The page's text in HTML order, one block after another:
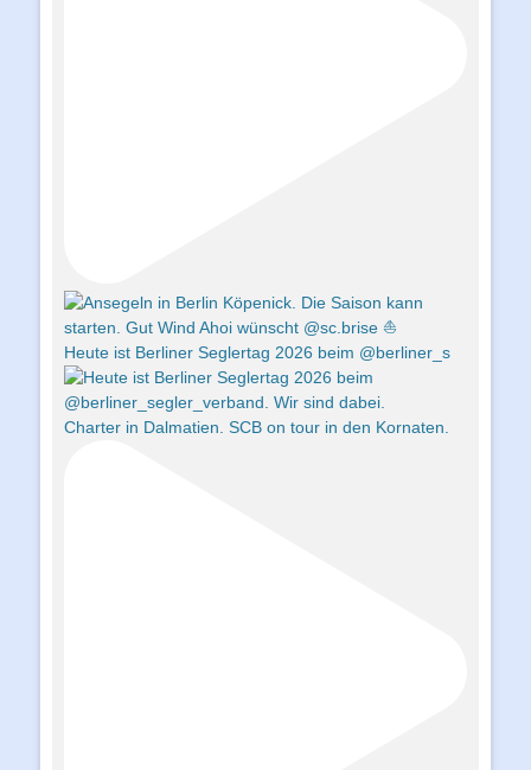
Heute ist Berliner Seglertag 2026 beim @berliner_s
Charter in Dalmatien. SCB on tour in den Kornaten.